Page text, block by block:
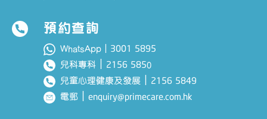
預約查詢
WhatsApp｜ 3001 5895
兒科專科 2156 5850
兒童心理健康及發展
2156 5849
電郵 ｜enquiry@primecare.com.hk